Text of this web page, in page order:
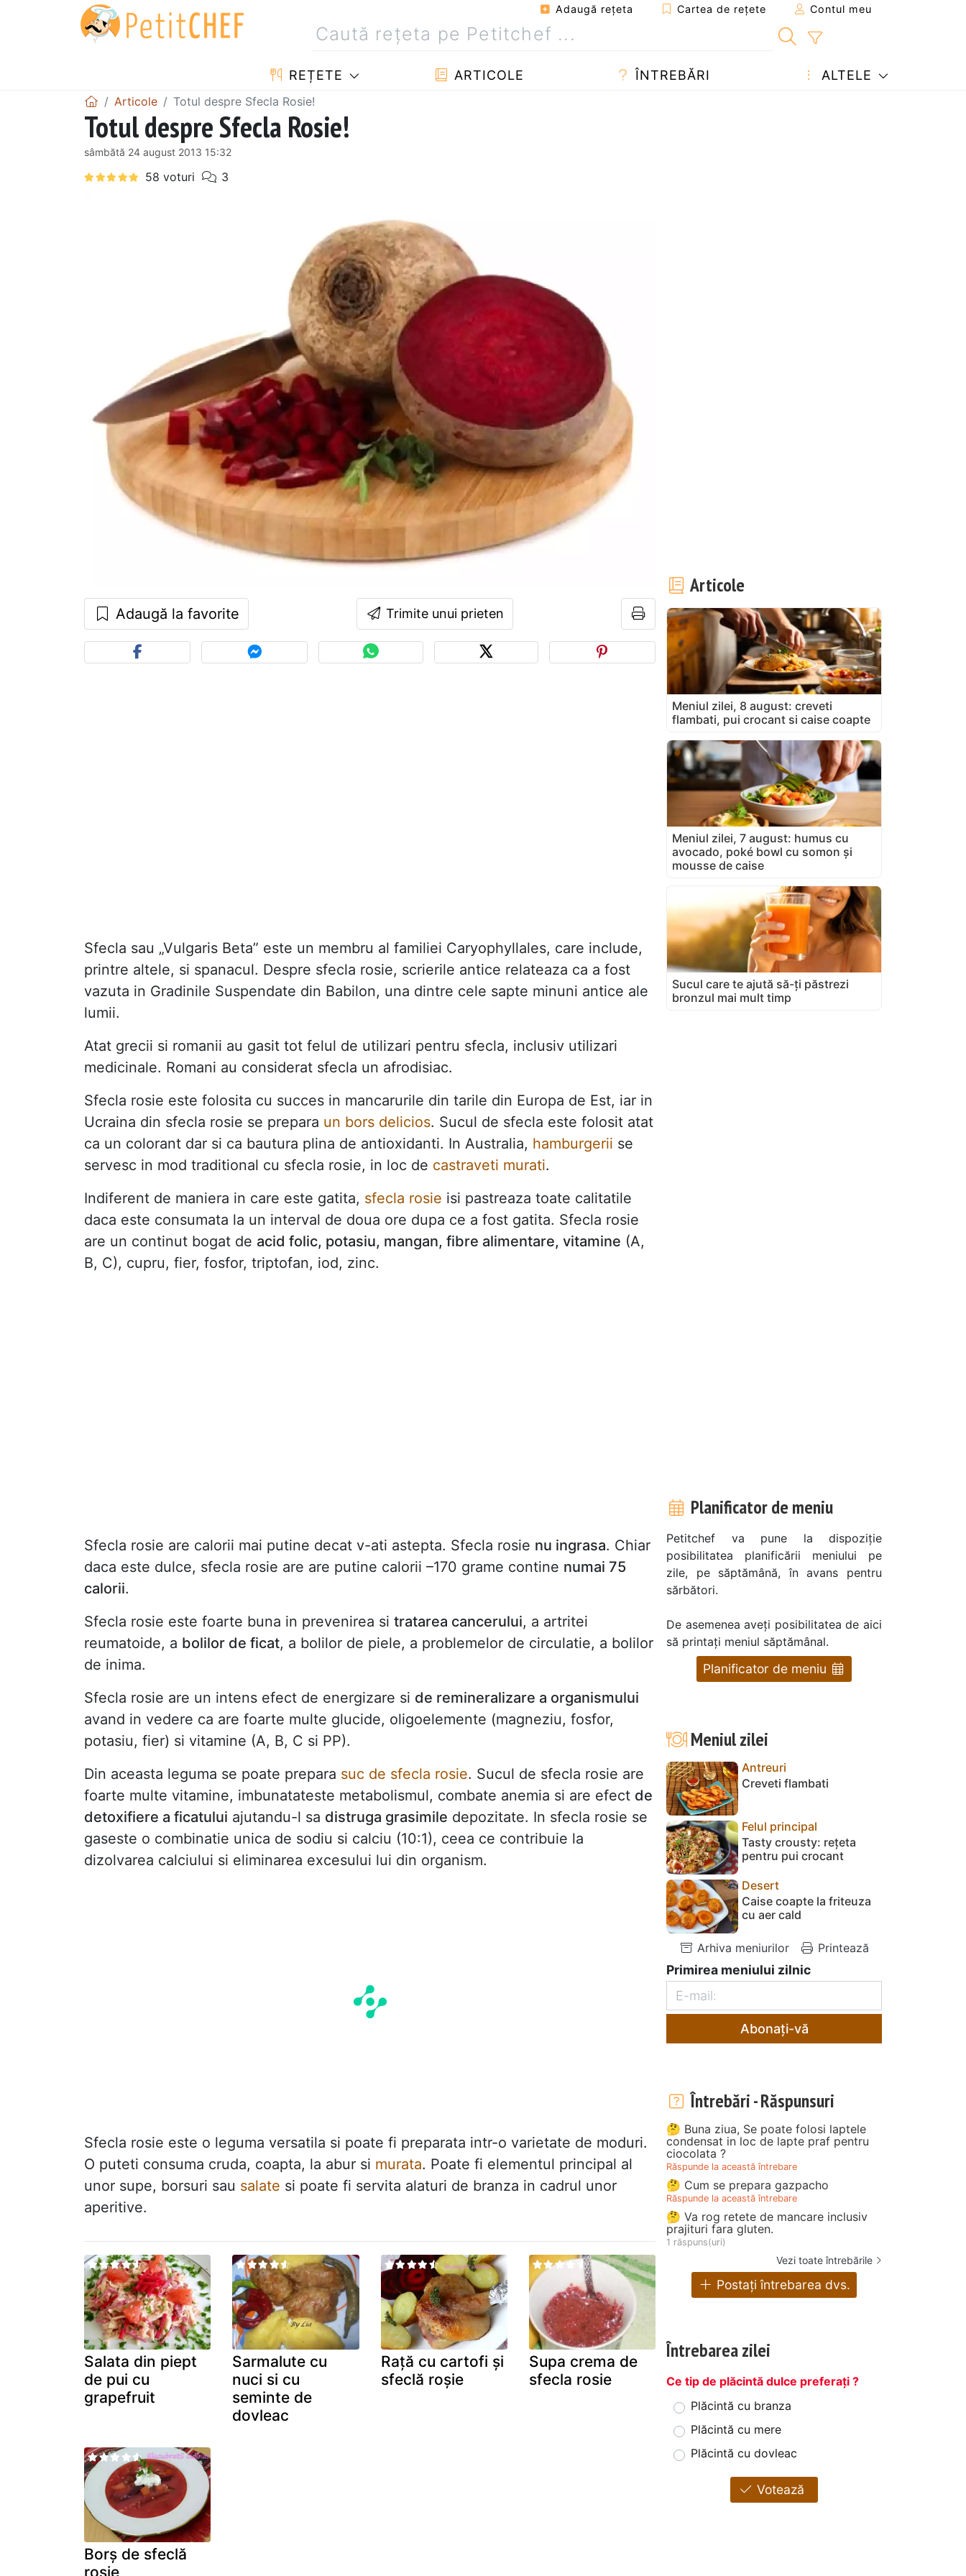
Adaugă reţeta Cartea de rețete Contul meu
REȚETE ARTICOLE ÎNTREBĂRI ALTELE
Articole Totul despre Sfecla Rosie!
Totul despre Sfecla Rosie!
sâmbătă 24 august 2013 15:32
Adaugă la favorite Trimite unui prieten
Sfecla sau „Vulgaris Beta” este un membru al familiei Caryophyllales, care include,
printre altele, si spanacul. Despre sfecla rosie, scrierile antice relateaza ca a fost
vazuta in Gradinile Suspendate din Babilon, una dintre cele sapte minuni antice ale
lumii.
Atat grecii si romanii au gasit tot felul de utilizari pentru sfecla, inclusiv utilizari
medicinale. Romani au considerat sfecla un afrodisiac.
Sfecla rosie este folosita cu succes in mancarurile din tarile din Europa de Est, iar in
Ucraina din sfecla rosie se prepara un bors delicios. Sucul de sfecla este folosit atat
ca un colorant dar si ca bautura plina de antioxidanti. In Australia, hamburgerii se
servesc in mod traditional cu sfecla rosie, in loc de castraveti murati.
Indiferent de maniera in care este gatita, sfecla rosie isi pastreaza toate calitatile
daca este consumata la un interval de doua ore dupa ce a fost gatita. Sfecla rosie
are un continut bogat de acid folic, potasiu, mangan, fibre alimentare, vitamine (A,
B, C), cupru, fier, fosfor, triptofan, iod, zinc.
Sfecla rosie are calorii mai putine decat v-ati astepta. Sfecla rosie nu ingrasa. Chiar
daca este dulce, sfecla rosie are are putine calorii –170 grame contine numai 75
calorii.
Sfecla rosie este foarte buna in prevenirea si tratarea cancerului, a artritei
reumatoide, a bolilor de ficat, a bolilor de piele, a problemelor de circulatie, a bolilor
de inima.
Sfecla rosie are un intens efect de energizare si de remineralizare a organismului
avand in vedere ca are foarte multe glucide, oligoelemente (magneziu, fosfor,
potasiu, fier) si vitamine (A, B, C si PP).
Din aceasta leguma se poate prepara suc de sfecla rosie. Sucul de sfecla rosie are
foarte multe vitamine, imbunatateste metabolismul, combate anemia si are efect de
detoxifiere a ficatului ajutandu-l sa distruga grasimile depozitate. In sfecla rosie se
gaseste o combinatie unica de sodiu si calciu (10:1), ceea ce contribuie la
dizolvarea calciului si eliminarea excesului lui din organism.
Sfecla rosie este o leguma versatila si poate fi preparata intr-o varietate de moduri.
O puteti consuma cruda, coapta, la abur si murata. Poate fi elementul principal al
unor supe, borsuri sau salate si poate fi servita alaturi de branza in cadrul unor
aperitive.
Salata din piept
de pui cu
grapefruit
Sarmalute cu
nuci si cu
seminte de
dovleac
Rață cu cartofi și
sfeclă roșie
Supa crema de
sfecla rosie
Borș de sfeclă
roșie
Articole
Meniul zilei, 8 august: creveti
flambati, pui crocant si caise coapte
Meniul zilei, 7 august: humus cu
avocado, poké bowl cu somon și
mousse de caise
Sucul care te ajută să-ți păstrezi
bronzul mai mult timp
Planificator de meniu
Petitchef va pune la dispoziție
posibilitatea planificării meniului pe
zile, pe săptămână, în avans pentru
sărbători.
De asemenea aveți posibilitatea de aici
să printați meniul săptămânal.
Planificator de meniu
Meniul zilei
Antreuri
Creveti flambati
Felul principal
Tasty crousty: rețeta
pentru pui crocant
Desert
Caise coapte la friteuza
cu aer cald
Arhiva meniurilor Printează
Primirea meniului zilnic
Abonați-vă
Întrebări - Răspunsuri
🤔 Buna ziua, Se poate folosi laptele
condensat in loc de lapte praf pentru
ciocolata ?
Răspunde la această întrebare
🤔 Cum se prepara gazpacho
Răspunde la această întrebare
🤔 Va rog retete de mancare inclusiv
prajituri fara gluten.
1 răspuns(uri)
Vezi toate întrebările
Postați întrebarea dvs.
Întrebarea zilei
Ce tip de plăcintă dulce preferați ?
Plăcintă cu branza
Plăcintă cu mere
Plăcintă cu dovleac
Votează